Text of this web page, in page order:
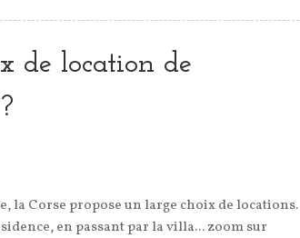
de location de
la Corse propose un large choix de locations.
en passant par la villa... zoom sur